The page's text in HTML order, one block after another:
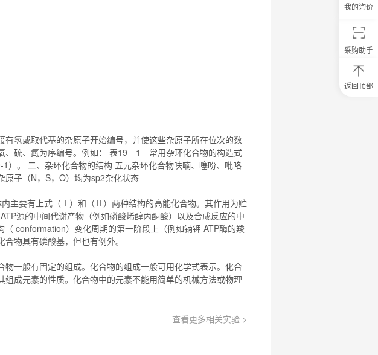
有氢或取代基的杂原子开始编号，并使这些杂原子所在位次的数
、硫、氮为序编号。例如： 表19－1 常用杂环化合物的构造式
1）。 二、杂环化合物的结构 五元杂环化合物呋喃、噻吩、吡咯
原子（N，S，O）均为sp2杂化状态
内主要有上式（Ⅰ）和（Ⅱ）两种结构的高能化合物。其作用为贮
源的中间代谢产物（例如磷酸烯醇丙酮酸）以及合成反应的中
conformation）变化周期的第一阶段上（例如钠钾 ATP酶的羧
合物具有磷酸基，但也有例外。
物一般有固定的组成。 化合物的组成一般可用化学式表示。 化合
成元素的性质。 化合物中的元素不能用简单的机械方法或物理
查看更多相关实验 >
采购助手
返回顶部
我的询价